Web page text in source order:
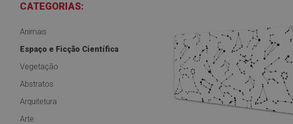
CATEGORIAS:
Animais
Espaço e Ficção Científica
Vegetação
Abstratos
Arquitetura
Arte